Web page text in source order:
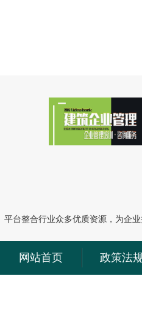
平台整合行业众多优质资源，为企
网站首页 政策法